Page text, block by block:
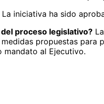
La iniciativa ha sido
proceso legislativo?
propuestas
mandato al Ejecutivo.